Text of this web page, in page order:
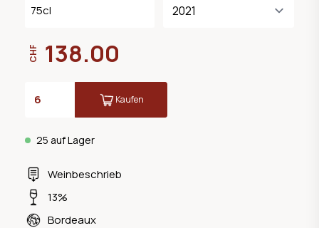
Weinbeschrieb
13%
Bordeaux
75cl
25 auf Lager
CHF 138.00
Kaufen